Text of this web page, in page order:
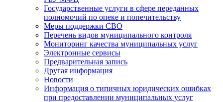
Государственные услуги в сфере переданных
полномочий по опеке и попечительству
Меры поддержки СВО
Перечень видов муниципального контроля
Мониторинг качества муниципальных услуг
Электронные сервисы
Предварительная запись
Другая информация
Новости
Информация о типичных юридических ошибках
при предоставлении муниципальных услуг